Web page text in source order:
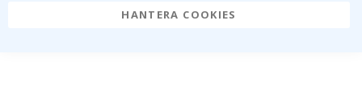
HANTERA COOKIES